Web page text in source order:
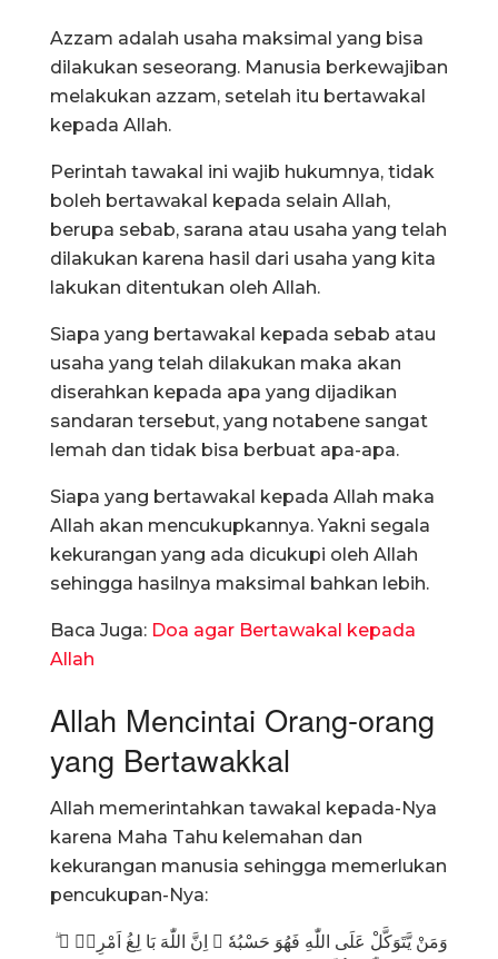
Azzam adalah usaha maksimal yang bisa
dilakukan seseorang. Manusia berkewajiban
melakukan azzam, setelah itu bertawakal
kepada Allah.
Perintah tawakal ini wajib hukumnya, tidak
boleh bertawakal kepada selain Allah,
berupa sebab, sarana atau usaha yang telah
dilakukan karena hasil dari usaha yang kita
lakukan ditentukan oleh Allah.
Siapa yang bertawakal kepada sebab atau
usaha yang telah dilakukan maka akan
diserahkan kepada apa yang dijadikan
sandaran tersebut, yang notabene sangat
lemah dan tidak bisa berbuat apa-apa.
Siapa yang bertawakal kepada Allah maka
Allah akan mencukupkannya. Yakni segala
kekurangan yang ada dicukupi oleh Allah
sehingga hasilnya maksimal bahkan lebih.
Baca Juga: Doa agar Bertawakal kepada
Allah
Allah Mencintai Orang-orang
yang Bertawakkal
Allah memerintahkan tawakal kepada-Nya
karena Maha Tahu kelemahan dan
kekurangan manusia sehingga memerlukan
pencukupan-Nya:
ۗ وَمَنْ يَّتَوَكَّلْ عَلَى اللّٰهِ فَهُوَ حَسْبُهٗ ۗ اِنَّ اللّٰهَ بَا لِغُ اَمْرِهٖ ۗ